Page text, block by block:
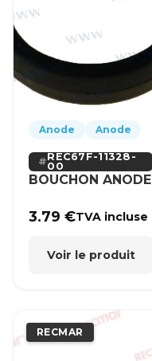
Anode Anode
REC67F-11328-
00
BOUCHON ANODE
3.79€TVA incluse
Voir le produit
RECMAR